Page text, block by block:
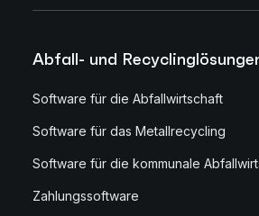
Abfall- und
Software für die Abfallwirtschaft
Software für das Metallrecycling
Software für die kommunale
Zahlungssoftware